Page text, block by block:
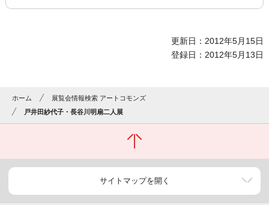
更新日：2012年5月15日
登録日：2012年5月13日
ホーム
展覧会情報検索 アートコモンズ
戸井田紗代子・長谷川明扇二人展
サイトマップを開く